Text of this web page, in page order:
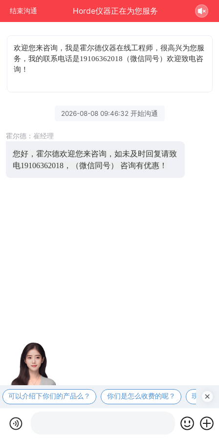
结束沟通 Horde仪器正在为您服务
欢迎您来咨询 ，我是霍尔德仪器在线工程师，很高兴为您服
务，我的联系电话是19106362018（微信同号）欢迎致电咨
询！
2026-08-08 09:46:32 开始沟通
霍尔德：崔经理
您好，霍尔德欢迎您来咨询，如未及时回复请致
电19106362018，（微信同号） 咨询有优惠！
可以介绍下你们的产品么？ 你们是怎么收费的呢？ 现在有